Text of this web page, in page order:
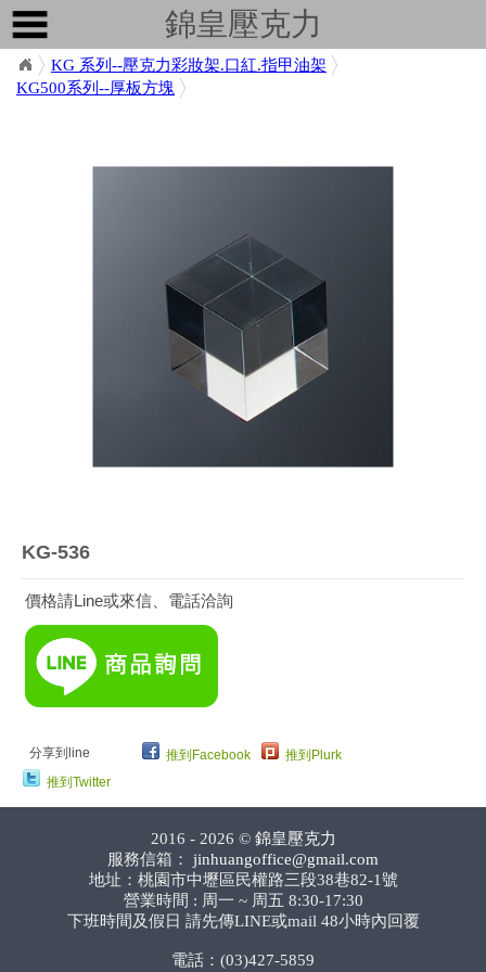
錦皇壓克力
KG 系列--壓克力彩妝架.口紅.指甲油架
KG500系列--厚板方塊
KG-536
價格請Line或來信、電話洽詢
分享到line 推到Facebook
推到Plurk
推到Twitter
2016 - 2026 © 錦皇壓克力
服務信箱：
jinhuangoffice@gmail.com
地址：桃園市中壢區民權路三段38巷82-1號
營業時間 : 周一 ~ 周五 8:30-17:30
下班時間及假日 請先傳LINE或mail 48小時內回覆
電話：(03)427-5859